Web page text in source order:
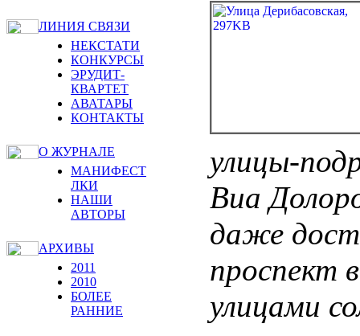
ЛИНИЯ СВЯЗИ
НЕКСТАТИ
КОНКУРСЫ
ЭРУДИТ-
КВАРТЕТ
АВАТАРЫ
КОНТАКТЫ
О ЖУРНАЛЕ
МАНИФЕСТ
ЛКИ
НАШИ
АВТОРЫ
АРХИВЫ
2011
2010
БОЛЕЕ
РАННИЕ
улицы-
Виа
даже
проспект
улицами